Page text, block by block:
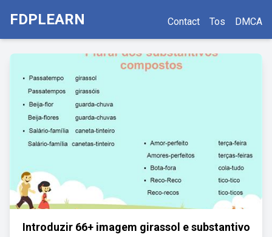
FDPLEARN Contact Tos DMCA
Introduzir 66+ imagem girassol e substantivo